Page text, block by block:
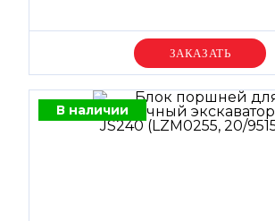
Уточняйте цену
В наличии